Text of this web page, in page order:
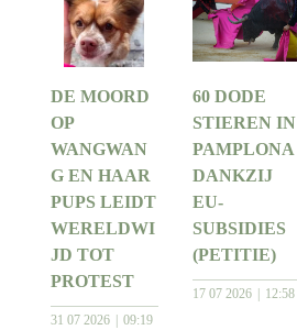
DE MOORD
OP
WANGWAN
G EN HAAR
PUPS LEIDT
WERELDWI
JD TOT
PROTEST
31 07 2026 09:19
60 DODE
STIEREN IN
PAMPLONA
DANKZIJ
EU-
SUBSIDIES
(PETITIE)
17 07 2026 12:58